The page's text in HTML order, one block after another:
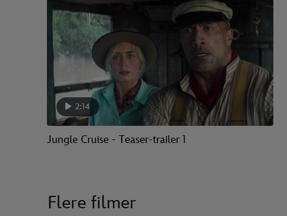
2:14
Jungle Cruise - Teaser-trailer 1
Flere filmer